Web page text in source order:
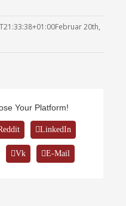
Februar 20th,
Your Platform!
LinkedIn
Vk E-Mail